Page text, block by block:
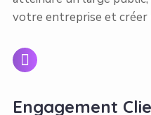
votre entreprise et créer
Engagement